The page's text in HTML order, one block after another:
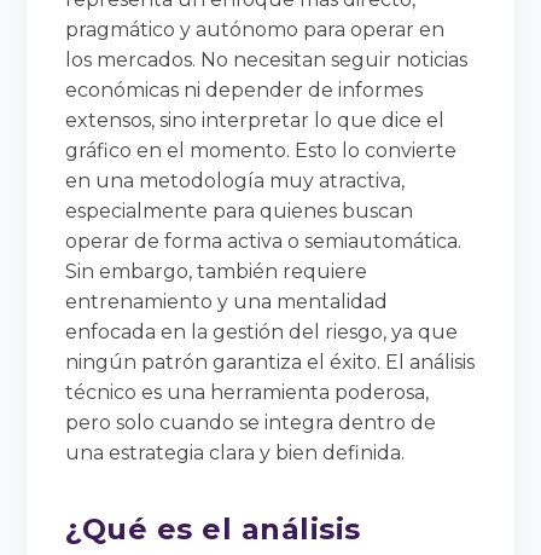
pragmático y autónomo para operar en
los mercados. No necesitan seguir noticias
económicas ni depender de informes
extensos, sino interpretar lo que dice el
gráfico en el momento. Esto lo convierte
en una metodología muy atractiva,
especialmente para quienes buscan
operar de forma activa o semiautomática.
Sin embargo, también requiere
entrenamiento y una mentalidad
enfocada en la gestión del riesgo, ya que
ningún patrón garantiza el éxito. El análisis
técnico es una herramienta poderosa,
pero solo cuando se integra dentro de
una estrategia clara y bien definida.
¿Qué es el análisis